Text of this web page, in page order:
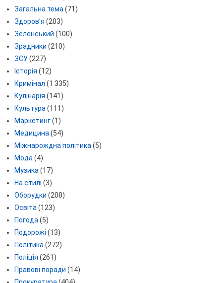
Загальна тема (71)
Здоров'я (203)
Зеленський (100)
Зрадники (210)
ЗСУ(227)
Історія (12)
Кримінал (1 335)
Кулінарія (141)
Культура (111)
Маркетинг(1)
Медицина (54)
Міжнарождна політика (5)
Мода (4)
Музика (17)
На стилі (3)
Оборудки (208)
Освіта (123)
Погода (5)
Подорожі (13)
Політика (272)
Поліція (261)
Правові поради (14)